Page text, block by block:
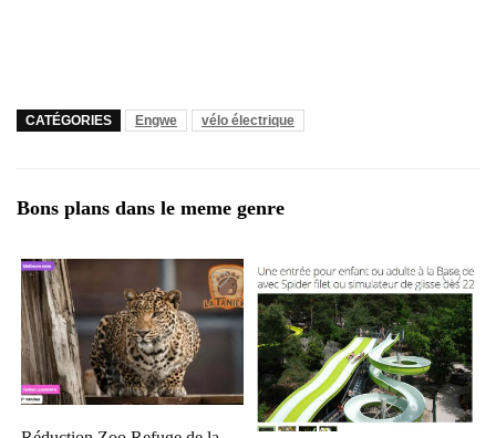
CATÉGORIES Engwe vélo électrique
Bons plans dans le meme genre